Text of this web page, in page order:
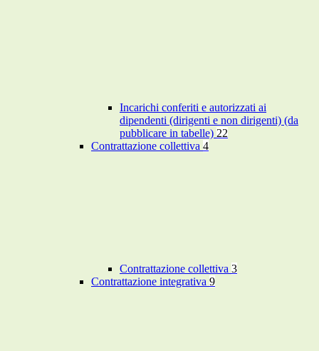
Incarichi conferiti e autorizzati ai
dipendenti (dirigenti e non dirigenti) (da
pubblicare in tabelle) 22
Contrattazione collettiva 4
Contrattazione collettiva 3
Contrattazione integrativa 9